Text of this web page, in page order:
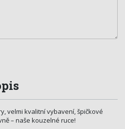
velmi kvalitní vybavení, špičkové
– naše kouzelné ruce!